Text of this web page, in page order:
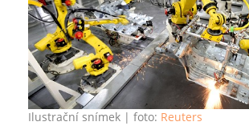
Ilustrační snímek | foto: Reuters